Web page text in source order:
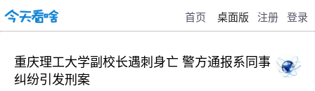
首页 桌面版 注册 登录
重庆理工大学副校长遇刺身亡 警方通报系同事
纠纷引发刑案